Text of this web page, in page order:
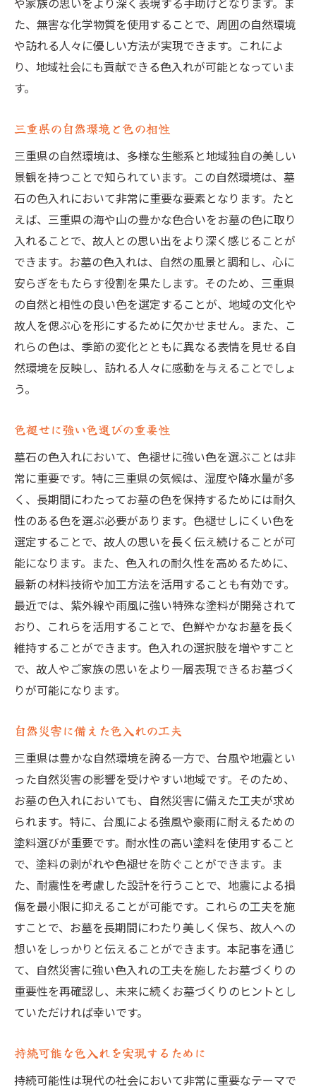
た、無害な化学物質を使用することで、周囲の自然環境
や訪れる人々に優しい方法が実現できます。これによ
り、地域社会にも貢献できる色入れが可能となっていま
す。
三重県の自然環境と色の相性
三重県の自然環境は、多様な生態系と地域独自の美しい
景観を持つことで知られています。この自然環境は、墓
石の色入れにおいて非常に重要な要素となります。たと
えば、三重県の海や山の豊かな色合いをお墓の色に取り
入れることで、故人との思い出をより深く感じることが
できます。お墓の色入れは、自然の風景と調和し、心に
安らぎをもたらす役割を果たします。そのため、三重県
の自然と相性の良い色を選定することが、地域の文化や
故人を偲ぶ心を形にするために欠かせません。また、こ
れらの色は、季節の変化とともに異なる表情を見せる自
然環境を反映し、訪れる人々に感動を与えることでしょ
う。
色褪せに強い色選びの重要性
墓石の色入れにおいて、色褪せに強い色を選ぶことは非
常に重要です。特に三重県の気候は、湿度や降水量が多
く、長期間にわたってお墓の色を保持するためには耐久
性のある色を選ぶ必要があります。色褪せしにくい色を
選定することで、故人の思いを長く伝え続けることが可
能になります。また、色入れの耐久性を高めるために、
最新の材料技術や加工方法を活用することも有効です。
最近では、紫外線や雨風に強い特殊な塗料が開発されて
おり、これらを活用することで、色鮮やかなお墓を長く
維持することができます。色入れの選択肢を増やすこと
で、故人やご家族の思いをより一層表現できるお墓づく
りが可能になります。
自然災害に備えた色入れの工夫
三重県は豊かな自然環境を誇る一方で、台風や地震とい
った自然災害の影響を受けやすい地域です。そのため、
お墓の色入れにおいても、自然災害に備えた工夫が求め
られます。特に、台風による強風や豪雨に耐えるための
塗料選びが重要です。耐水性の高い塗料を使用すること
で、塗料の剥がれや色褪せを防ぐことができます。ま
た、耐震性を考慮した設計を行うことで、地震による損
傷を最小限に抑えることが可能です。これらの工夫を施
すことで、お墓を長期間にわたり美しく保ち、故人への
想いをしっかりと伝えることができます。本記事を通じ
て、自然災害に強い色入れの工夫を施したお墓づくりの
重要性を再確認し、未来に続くお墓づくりのヒントとし
ていただければ幸いです。
持続可能な色入れを実現するために
持続可能性は現代の社会において非常に重要なテーマで